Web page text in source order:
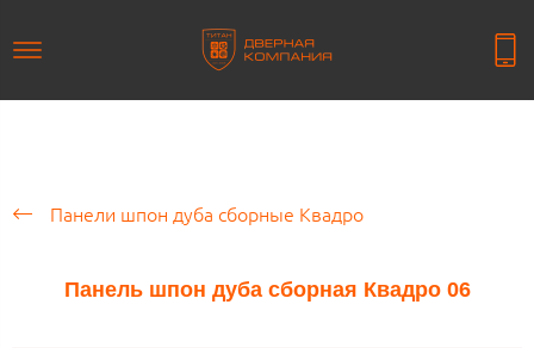
Панели шпон дуба сборные Квадро
Панель шпон дуба сборная Квадро 06